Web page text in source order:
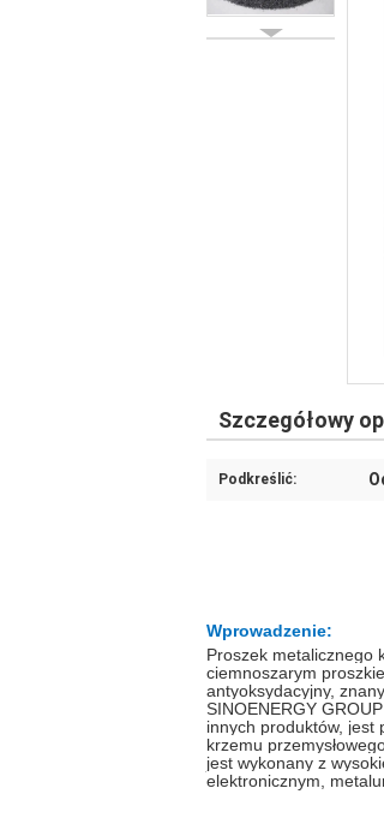
Szczegółowy
Podkreślić:
Wprowadzenie:
Proszek metalicznego
ciemnoszarym
antyoksydacyjny,
SINOENERGY
innych produktów, jest
krzemu
jest wykonany z
elektronicznym,